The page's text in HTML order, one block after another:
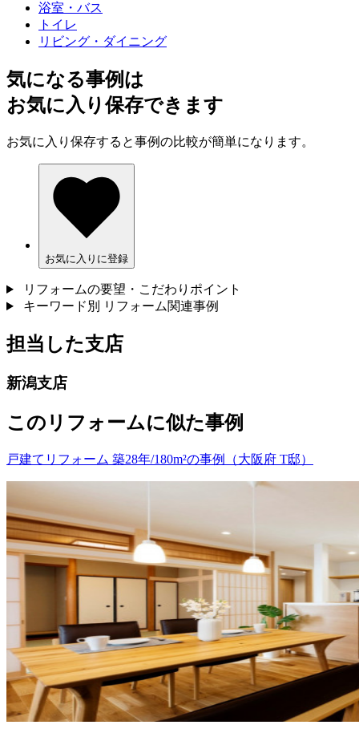
浴室・バス
トイレ
リビング・ダイニング
気になる事例は
お気に入り保存できます
お気に入り保存すると事例の比較が簡単になります。
お気に入りに登録
リフォームの要望・こだわりポイント
キーワード別 リフォーム関連事例
担当した支店
新潟支店
このリフォームに似た事例
戸建てリフォーム 築28年/180m²の事例（大阪府 T邸）